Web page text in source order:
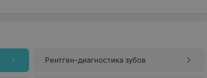
Рентген-диагностика зубов